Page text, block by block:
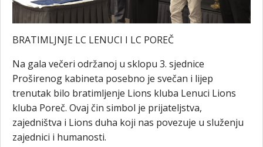
BRATIMLJNJE LC LENUCI I LC POREČ
Na gala večeri održanoj u sklopu 3. sjednice
Proširenog kabineta posebno je svečan i lijep
trenutak bilo bratimljenje Lions kluba Lenuci Lions
kluba Poreč. Ovaj čin simbol je prijateljstva,
zajedništva i Lions duha koji nas povezuje u služenju
zajednici i humanosti.